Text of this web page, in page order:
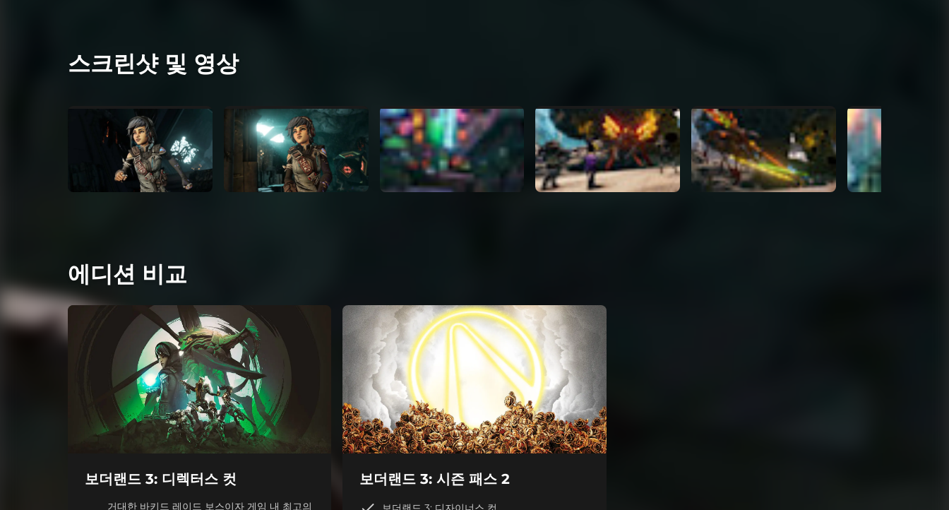
스크린샷 및 영상
에디션 비교
보더랜드 3: 디렉터스 컷
거대한 바키드 레이드 보스이자 게임 내 최고의
보더랜드 3: 시즌 패스 2